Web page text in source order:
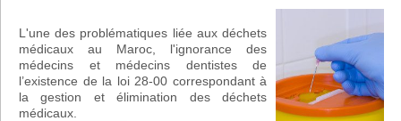
L'une des problématiques liée aux déchets
médicaux au Maroc, l'ignorance des
médecins et médecins dentistes de
l’existence de la loi 28-00 correspondant à
la gestion et élimination des déchets
médicaux.